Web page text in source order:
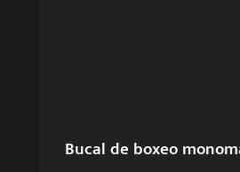
Bucal de boxeo